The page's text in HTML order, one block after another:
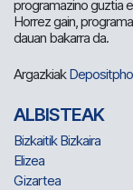
programazino guztia
Horrez gain,
dauan bakarra da.
Argazkiak
ALBISTEAK
Bizkaitik Bizkaira
Elizea
Gizartea